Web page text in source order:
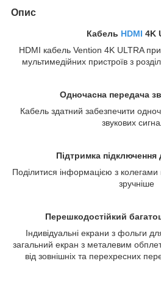
Опис
Кабель HDMI 4K
HDMI кабель Vention 4K ULTRA
мультимедійних пристроїв з
Одночасна передача
Кабель здатний забезпечити
звукових
Підтримка підключення
Поділитися інформацією з колегами
зручніше
Перешкодостійкий
Індивідуальні екрани з фольги
загальний екран з металевим
від зовнішніх та перехресних